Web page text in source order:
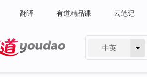
翻译 有道精品课 云笔记
中英